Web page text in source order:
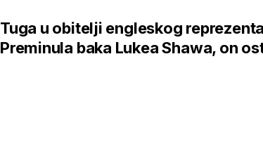
Tuga u obitelji engleskog
Preminula baka Lukea Shawa, on